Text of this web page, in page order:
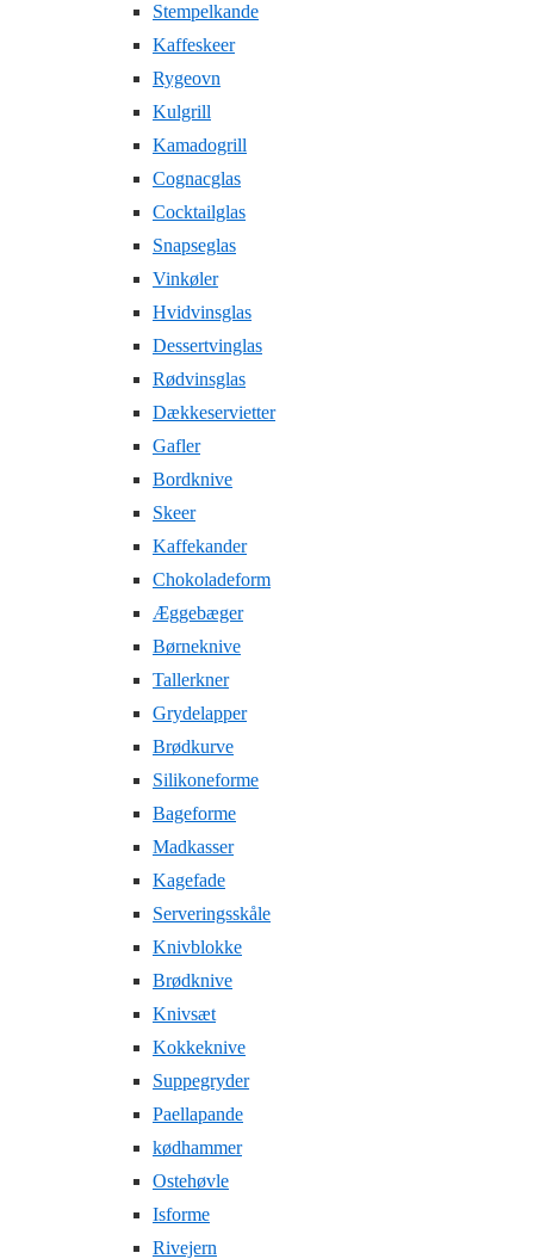
Stempelkande
Kaffeskeer
Rygeovn
Kulgrill
Kamadogrill
Cognacglas
Cocktailglas
Snapseglas
Vinkøler
Hvidvinsglas
Dessertvinglas
Rødvinsglas
Dækkeservietter
Gafler
Bordknive
Skeer
Kaffekander
Chokoladeform
Æggebæger
Børneknive
Tallerkner
Grydelapper
Brødkurve
Silikoneforme
Bageforme
Madkasser
Kagefade
Serveringsskåle
Knivblokke
Brødknive
Knivsæt
Kokkeknive
Suppegryder
Paellapande
kødhammer
Ostehøvle
Isforme
Rivejern